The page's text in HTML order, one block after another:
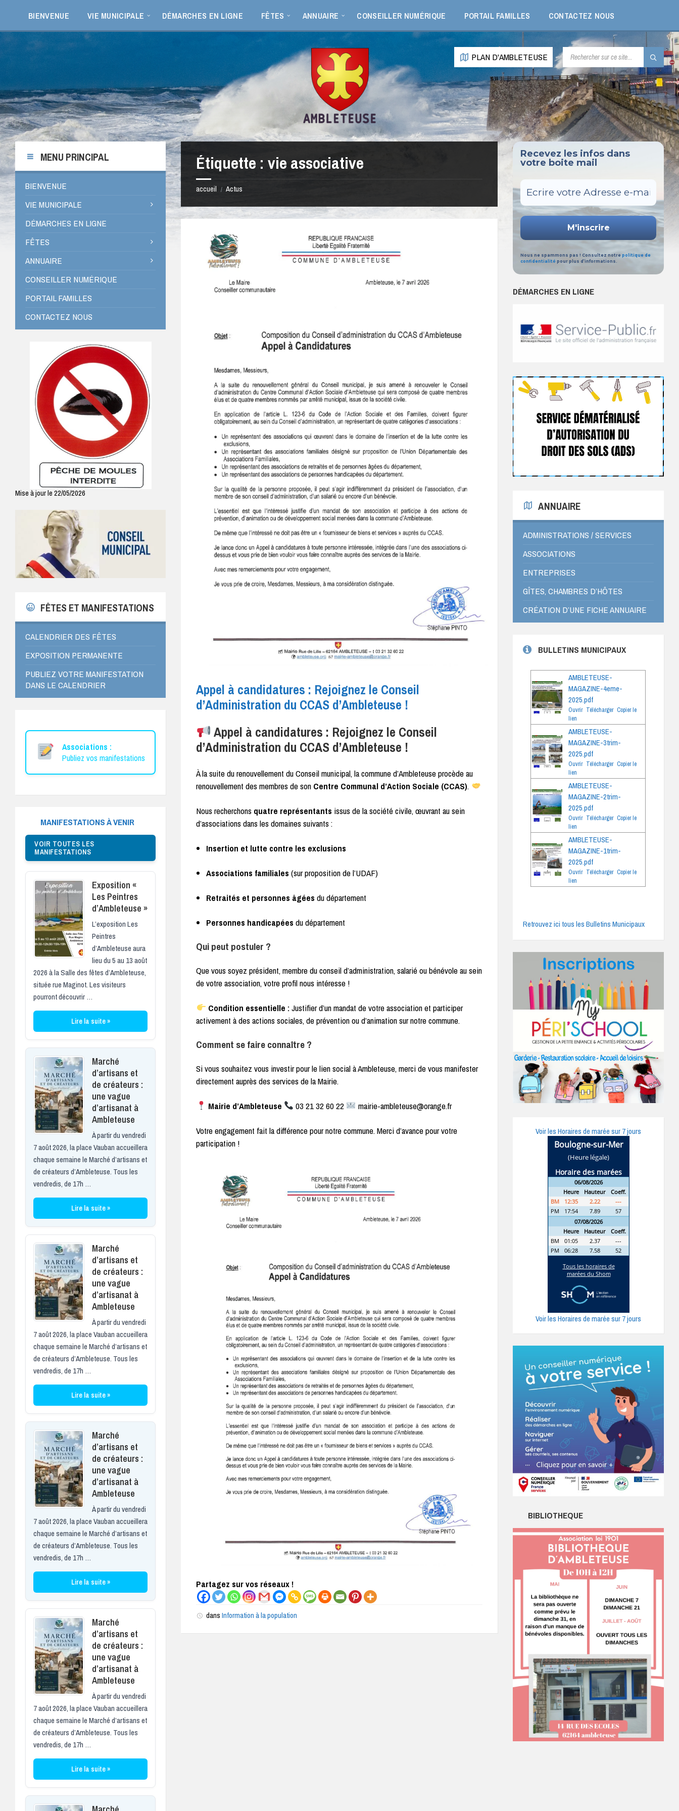
barre
latérale
barre
latérale
de
page
BIENVENUE VIE MUNICIPALE DÉMARCHES EN LIGNE FÊTES ANNUAIRE CONSEILLER NUMÉRIQUE PORTAIL FAMILLES CONTACTEZ NOUS
PLAN D'AMBLETEUSE RECHERCHE:
Étiquette :vie associative
accueil / Actus
Appel à candidatures : Rejoignez le Conseil
d’Administration du CCAS d’Ambleteuse !
Appel à candidatures : Rejoignez le Conseil
d’Administration du CCAS d’Ambleteuse !
À la suite du renouvellement du Conseil municipal, la commune d’Ambleteuse procède au
renouvellement des membres de son Centre Communal d’Action Sociale (CCAS).
Nous recherchons quatre représentants issus de la société civile, œuvrant au sein
d’associations dans les domaines suivants :
Insertion et lutte contre les exclusions
Associations familiales (sur proposition de l’UDAF)
Retraités et personnes âgées du département
Personnes handicapées du département
Qui peut postuler ?
Que vous soyez président, membre du conseil d’administration, salarié ou bénévole au sein
de votre association, votre profil nous intéresse !
Condition essentielle :Justifier d’un mandat de votre association et participer
activement à des actions sociales, de prévention ou d’animation sur notre commune.
Comment se faire connaître ?
Si vous souhaitez vous investir pour le lien social à Ambleteuse, merci de vous manifester
directement auprès des services de la Mairie.
Mairie d’Ambleteuse 03 21 32 60 22 mairie-ambleteuse@orange.fr
Votre engagement fait la différence pour notre commune. Merci d’avance pour votre
participation !
Partagez sur vos réseaux !
dansInformation à la population
MENU PRINCIPAL
BIENVENUE
VIE MUNICIPALE
DÉMARCHES EN LIGNE
FÊTES
ANNUAIRE
CONSEILLER NUMÉRIQUE
PORTAIL FAMILLES
CONTACTEZ NOUS
Mise à jour le 22/05/2026
FÊTES ET MANIFESTATIONS
CALENDRIER DES FÊTES
EXPOSITION PERMANENTE
PUBLIEZ VOTRE MANIFESTATION
DANS LE CALENDRIER
Associations :
Publiez vos manifestations
MANIFESTATIONS À VENIR
VOIR TOUTES LES
MANIFESTATIONS
Exposition «
Les Peintres
d’Ambleteuse »
L’exposition Les
Peintres
d’Ambleteuse aura
lieu du 5 au 13 août
2026 à la Salle des fêtes d’Ambleteuse,
située rue Maginot. Les visiteurs
pourront découvrir …
Lire la suite »
Marché
d’artisans et
de créateurs :
une vague
d’artisanat à
Ambleteuse
À partir du vendredi
7 août 2026, la place Vauban accueillera
chaque semaine le Marché d’artisans et
de créateurs d’Ambleteuse. Tous les
vendredis, de 17h …
Lire la suite »
Marché
d’artisans et
de créateurs :
une vague
d’artisanat à
Ambleteuse
À partir du vendredi
7 août 2026, la place Vauban accueillera
chaque semaine le Marché d’artisans et
de créateurs d’Ambleteuse. Tous les
vendredis, de 17h …
Lire la suite »
Marché
d’artisans et
de créateurs :
une vague
d’artisanat à
Ambleteuse
À partir du vendredi
7 août 2026, la place Vauban accueillera
chaque semaine le Marché d’artisans et
de créateurs d’Ambleteuse. Tous les
vendredis, de 17h …
Lire la suite »
Marché
d’artisans et
de créateurs :
une vague
d’artisanat à
Ambleteuse
À partir du vendredi
7 août 2026, la place Vauban accueillera
chaque semaine le Marché d’artisans et
de créateurs d’Ambleteuse. Tous les
vendredis, de 17h …
Lire la suite »
Recevez les infos dans
votre boite mail
Nous ne spammons pas ! Consultez notre politique de
confidentialité pour plus d’informations.
DÉMARCHES EN LIGNE
ANNUAIRE
ADMINISTRATIONS / SERVICES
ASSOCIATIONS
ENTREPRISES
GÎTES, CHAMBRES D’HÔTES
CRÉATION D’UNE FICHE ANNUAIRE
BULLETINS MUNICIPAUX
AMBLETEUSE-
MAGAZINE-4eme-
2025.pdf
Ouvrir Télécharger Copier le
lien
AMBLETEUSE-
MAGAZINE-3trim-
2025.pdf
Ouvrir Télécharger Copier le
lien
AMBLETEUSE-
MAGAZINE-2trim-
2025.pdf
Ouvrir Télécharger Copier le
lien
AMBLETEUSE-
MAGAZINE-1trim-
2025.pdf
Ouvrir Télécharger Copier le
lien
Retrouvez ici tous les Bulletins Municipaux
Voir les Horaires de marée sur 7 jours
Voir les Horaires de marée sur 7 jours
BIBLIOTHEQUE